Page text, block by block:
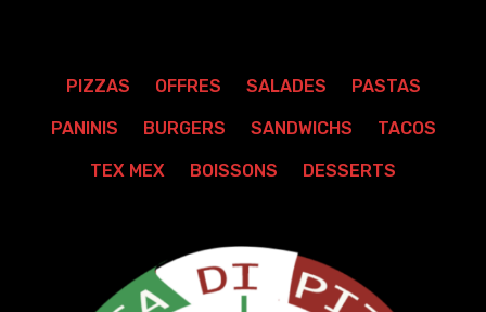
PIZZAS OFFRES SALADES PASTAS
PANINIS BURGERS SANDWICHS TACOS
TEX MEX BOISSONS DESSERTS